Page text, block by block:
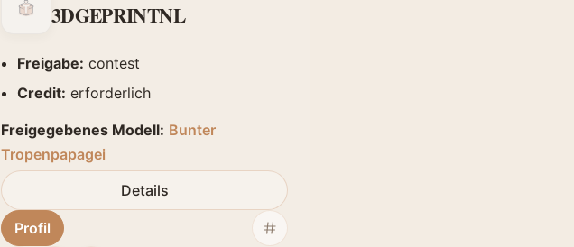
3DGEPRINTNL
Freigabe: contest
Credit: erforderlich
Freigegebenes Modell: Bunter
Tropenpapagei
Details
Profil